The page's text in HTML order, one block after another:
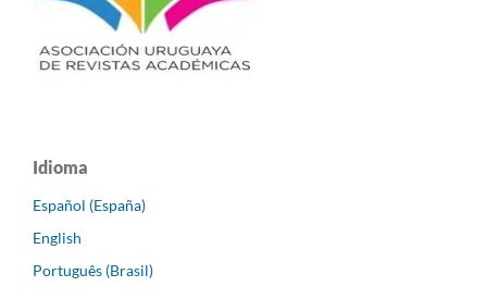
Idioma
Español (España)
English
Português (Brasil)